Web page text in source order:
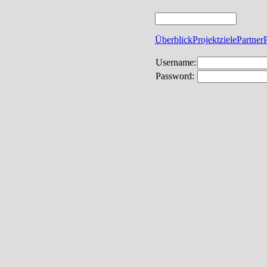
ÜberblickProjektzielePartner
Username:
Password: